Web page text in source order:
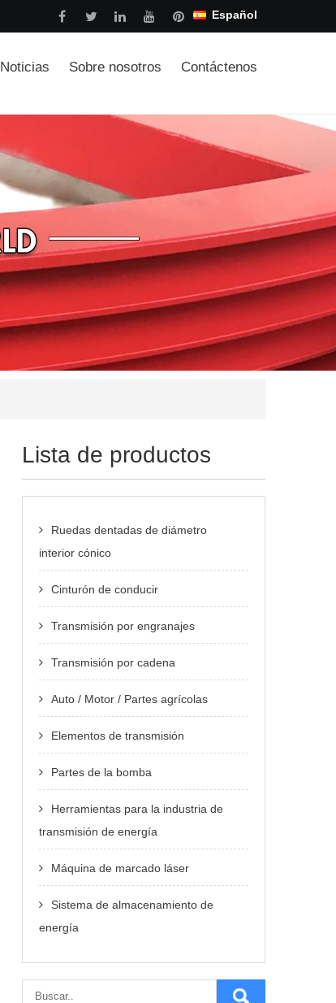
Español
Noticias Sobre nosotros Contáctenos
Lista de productos
Ruedas dentadas de diámetro
interior cónico
Cinturón de conducir
Transmisión por engranajes
Transmisión por cadena
Auto / Motor / Partes agrícolas
Elementos de transmisión
Partes de la bomba
Herramientas para la industria de
transmisión de energía
Máquina de marcado láser
Sistema de almacenamiento de
energía